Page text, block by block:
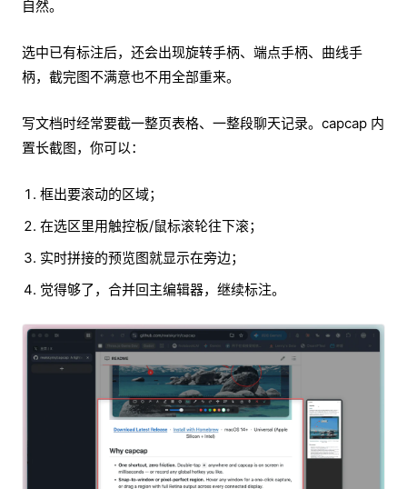
自然。
选中已有标注后，还会出现旋转手柄、端点手柄、曲线手
柄，截完图不满意也不用全部重来。
写文档时经常要截一整页表格、一整段聊天记录。capcap 内
置长截图，你可以：
框出要滚动的区域；
在选区里用触控板/鼠标滚轮往下滚；
实时拼接的预览图就显示在旁边；
觉得够了，合并回主编辑器，继续标注。